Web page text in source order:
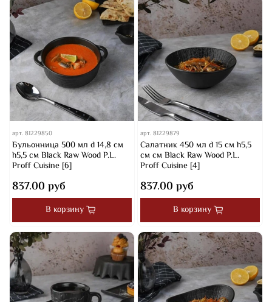
арт.81229850
Бульонница 500 мл d 14,8 см
h5,5 см Black Raw Wood P.L.
Proff Cuisine [6]
837.00 руб
В корзину
арт.81229879
Салатник 450 мл d 15 см h5,5
cм cм Black Raw Wood P.L.
Proff Cuisine [4]
837.00 руб
В корзину